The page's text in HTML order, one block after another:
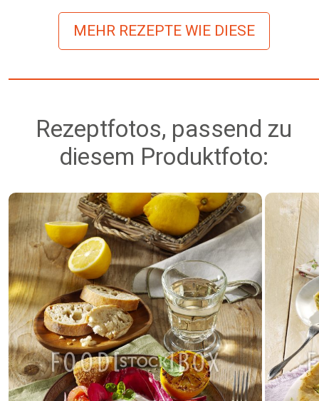
MEHR REZEPTE WIE DIESE
Rezeptfotos, passend zu
diesem Produktfoto: